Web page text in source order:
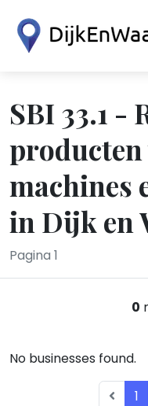
SBI 33.1 -
producten
machines
in Dijk en
Pagina 1
0
No businesses found.
1